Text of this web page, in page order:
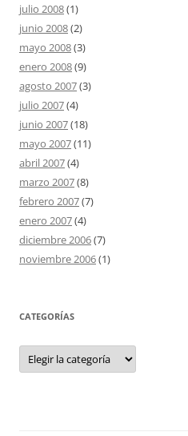
julio 2008(1)
junio 2008(2)
mayo 2008(3)
enero 2008(9)
agosto 2007(3)
julio 2007(4)
junio 2007(18)
mayo 2007(11)
abril 2007(4)
marzo 2007(8)
febrero 2007(7)
enero 2007(4)
diciembre 2006(7)
noviembre 2006(1)
CATEGORÍAS
Categorías